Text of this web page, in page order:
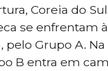
Coreia do
se enfrentam
pelo Grupo A. Na
B entra em